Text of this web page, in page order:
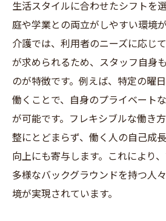
生活スタイルに合わせたシフトを
庭や学業との両立がしやすい環境
介護では、利用者のニーズに応じ
が求められるため、スタッフ自身
のが特徴です。例えば、特定の曜
働くことで、自身のプライベート
が可能です。フレキシブルな働き
整にとどまらず、働く人の自己成
向上にも寄与します。これにより
多様なバックグラウンドを持つ人
境が実現されています。